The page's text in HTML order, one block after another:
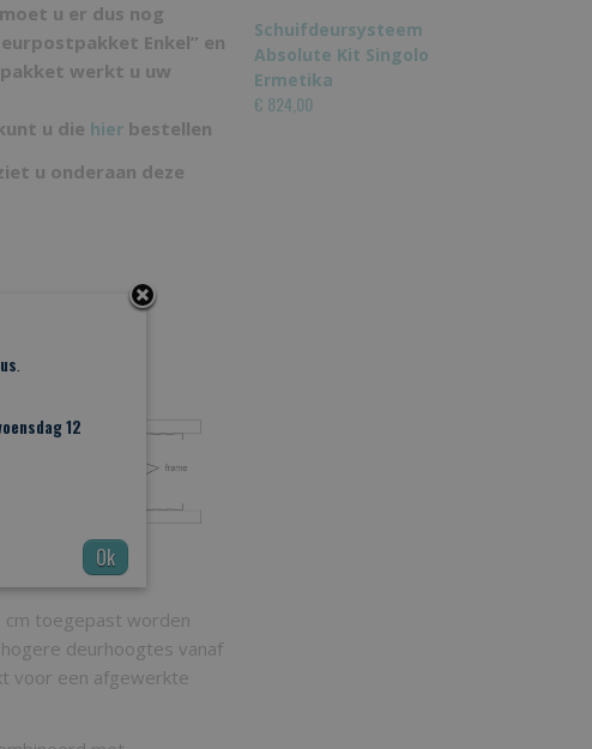
u er dus nog
Enkel” en
werkt u uw
u die hier bestellen
u onderaan deze
cm toegepast worden
deurhoogtes vanaf
voor een afgewerkte
Schuifdeursysteem
Absolute Kit Singolo
Ermetika
€ 824,00
.
12
Ok